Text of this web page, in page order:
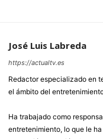
José Luis Labreda
https://actualtv.es
Redactor especializado en
el ámbito del
Ha trabajado como
entretenimiento, lo que le